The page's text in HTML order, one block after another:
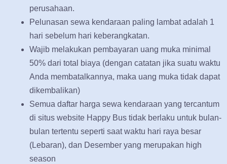
perusahaan.
Pelunasan sewa kendaraan paling lambat adalah 1
hari sebelum hari keberangkatan.
Wajib melakukan pembayaran uang muka minimal
50% dari total biaya (dengan catatan jika suatu waktu
Anda membatalkannya, maka uang muka tidak dapat
dikembalikan)
Semua daftar harga sewa kendaraan yang tercantum
di situs website Happy Bus tidak berlaku untuk bulan-
bulan tertentu seperti saat waktu hari raya besar
(Lebaran), dan Desember yang merupakan high
season